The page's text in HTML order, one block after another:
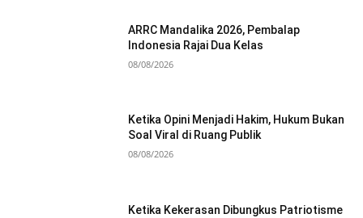
ARRC Mandalika 2026, Pembalap
Indonesia Rajai Dua Kelas
08/08/2026
Ketika Opini Menjadi Hakim, Hukum Bukan
Soal Viral di Ruang Publik
08/08/2026
Ketika Kekerasan Dibungkus Patriotisme